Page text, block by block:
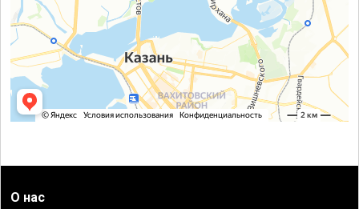
О нас